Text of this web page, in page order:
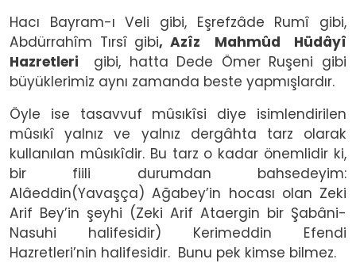
Hacı Bayram-ı Veli gibi, Eşrefzâde Rumî gibi,
Abdürrahîm Tırsî gibi,Azîz Mahmûd Hüdâyî
Hazretleri
gibi, hatta Dede Ömer Ruşeni gibi
büyüklerimiz aynı zamanda beste yapmışlardır.
Öyle ise tasavvuf mûsıkîsi diye isimlendirilen
mûsıkî yalnız ve yalnız dergâhta tarz olarak
kullanılan mûsıkîdir. Bu tarz o kadar önemlidir ki,
bir fiili durumdan bahsedeyim:
Alâeddin(Yavaşça) Ağabey’in hocası olan Zeki
Arif Bey’in şeyhi (Zeki Arif Ataergin bir Şabâni-
Nasuhi halifesidir) Kerimeddin Efendi
Hazretleri’nin halifesidir. Bunu pek kimse bilmez.